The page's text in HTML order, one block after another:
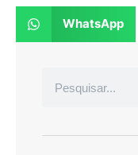
WhatsApp